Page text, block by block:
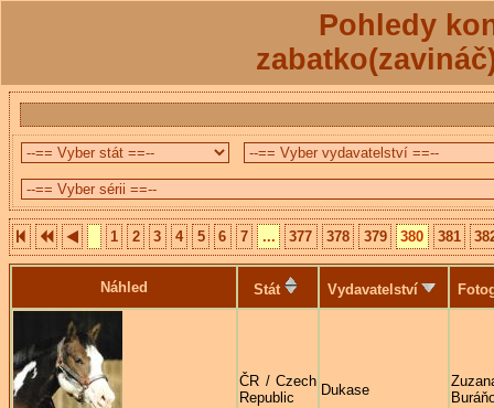
Pohledy
1 2 3 4 5 6 7 ... 377 378 379 380 381
Náhled Stát Vydavatelství
ČR / Czech
Republic
Dukase